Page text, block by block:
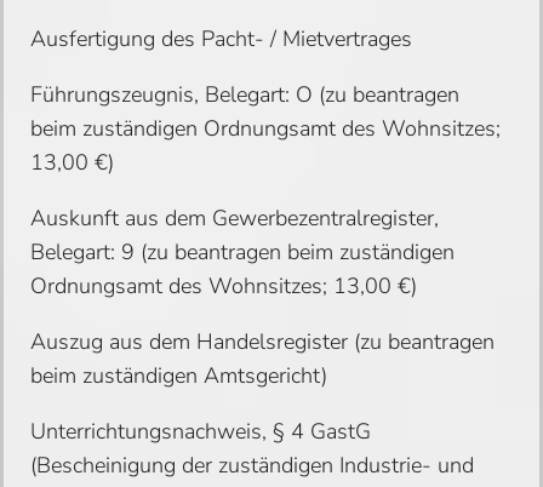
Ausfertigung des Pacht- / Mietvertrages
Führungszeugnis, Belegart: O (zu beantragen
beim zuständigen Ordnungsamt des Wohnsitzes;
13,00 €)
Auskunft aus dem Gewerbezentralregister,
Belegart: 9 (zu beantragen beim zuständigen
Ordnungsamt des Wohnsitzes; 13,00 €)
Auszug aus dem Handelsregister (zu beantragen
beim zuständigen Amtsgericht)
Unterrichtungsnachweis, § 4 GastG
(Bescheinigung der zuständigen Industrie- und